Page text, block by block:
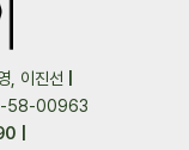
, 이진선
58-00963
|